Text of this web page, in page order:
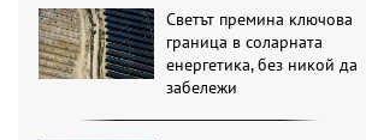
Светът премина ключова
граница в соларната
енергетика, без никой да
забележи